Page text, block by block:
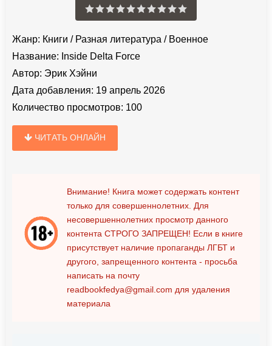
Жанр: Книги / Разная литература / Военное
Название: Inside Delta Force
Автор: Эрик Хэйни
Дата добавления: 19 апрель 2026
Количество просмотров: 100
ЧИТАТЬ ОНЛАЙН
Внимание! Книга может содержать контент
только для совершеннолетних. Для
несовершеннолетних просмотр данного
контента СТРОГО ЗАПРЕЩЕН! Если в книге
присутствует наличие пропаганды ЛГБТ и
другого, запрещенного контента - просьба
написать на почту
readbookfedya@gmail.com для удаления
материала